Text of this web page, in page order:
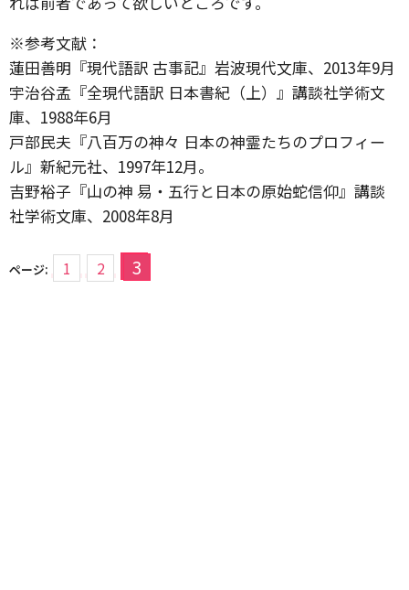
※参考文献：
蓮田善明『現代語訳 古事記』岩波現代文庫、2013年9月
宇治谷孟『全現代語訳 日本書紀（上）』講談社学術文
庫、1988年6月
戸部民夫『八百万の神々 日本の神霊たちのプロフィー
ル』新紀元社、1997年12月。
吉野裕子『山の神 易・五行と日本の原始蛇信仰』講談
社学術文庫、2008年8月
ページ: 1 2 3